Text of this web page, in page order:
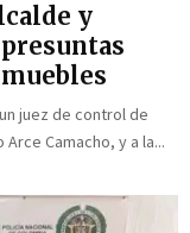
y
juez de control de
Camacho, y a la...